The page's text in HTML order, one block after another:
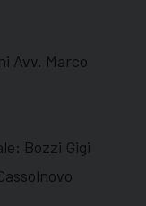
Avv. Marco
Bozzi Gigi